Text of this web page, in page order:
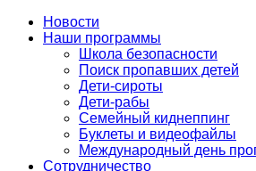
Новости
Наши программы
Школа безопасности
Поиск пропавших детей
Дети-сироты
Дети-рабы
Семейный киднеппинг
Буклеты и видеофайлы
Международный день
Сотрудничество